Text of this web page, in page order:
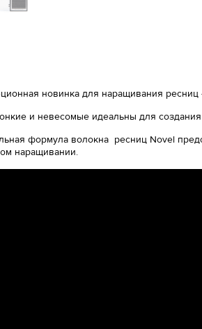
новинка для наращивания
и невесомые идеальны для
формула волокна ресниц Novel
наращивании.